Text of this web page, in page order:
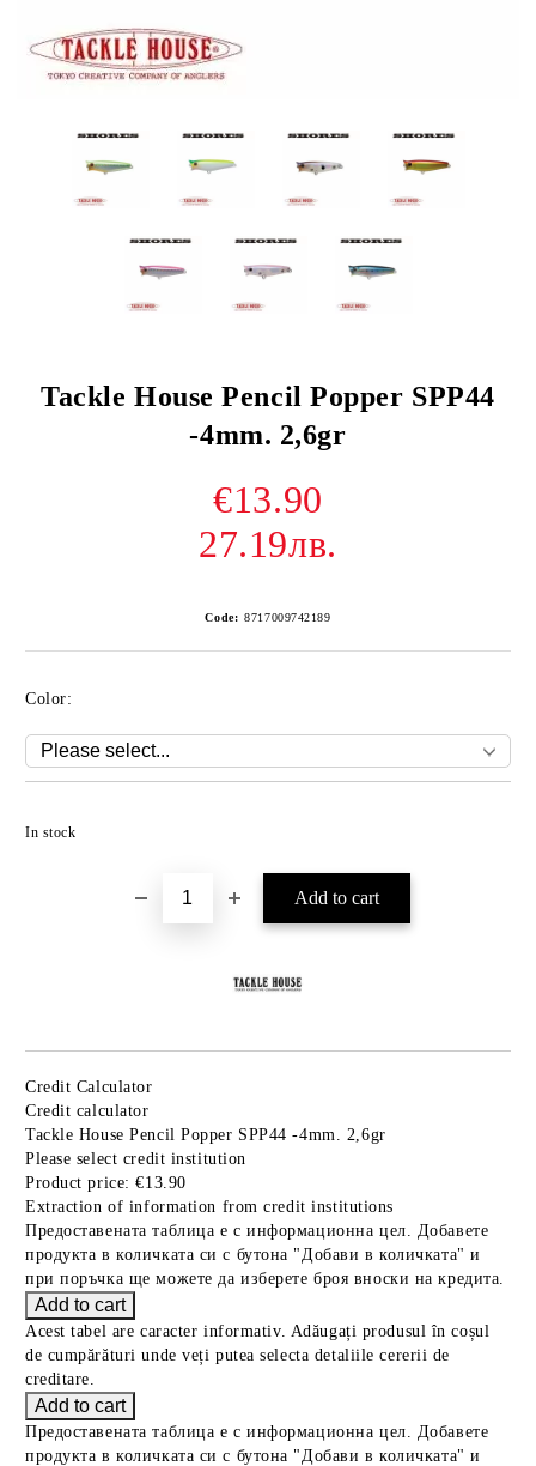
Tackle House Pencil Popper SPP44
-4mm. 2,6gr
€13.90
27.19лв.
Code: 8717009742189
Color:
In stock
Credit Calculator
Credit calculator
Tackle House Pencil Popper SPP44 -4mm. 2,6gr
Please select credit institution
Product price: €13.90
Extraction of information from credit institutions
Предоставената таблица е с информационна цел. Добавете
продукта в количката си с бутона "Добави в количката" и
при поръчка ще можете да изберете броя вноски на кредита.
Acest tabel are caracter informativ. Adăugați produsul în coșul
de cumpărături unde veți putea selecta detaliile cererii de
creditare.
Предоставената таблица е с информационна цел. Добавете
продукта в количката си с бутона "Добави в количката" и